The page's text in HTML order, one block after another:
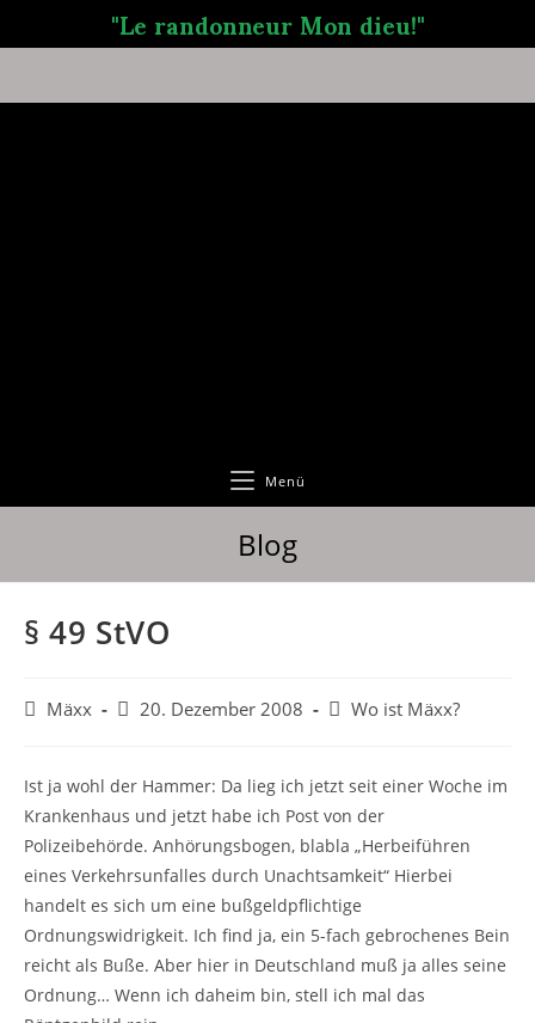
"Le randonneur Mon dieu!"
Menü
Blog
§ 49 StVO
Mäxx 20. Dezember 2008 Wo ist Mäxx?
Ist ja wohl der Hammer: Da lieg ich jetzt seit einer Woche im
Krankenhaus und jetzt habe ich Post von der
Polizeibehörde. Anhörungsbogen, blabla „Herbeiführen
eines Verkehrsunfalles durch Unachtsamkeit“ Hierbei
handelt es sich um eine bußgeldpflichtige
Ordnungswidrigkeit. Ich find ja, ein 5-fach gebrochenes Bein
reicht als Buße. Aber hier in Deutschland muß ja alles seine
Ordnung… Wenn ich daheim bin, stell ich mal das